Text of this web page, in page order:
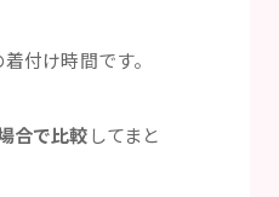
付け時間です。
合で比較してまと